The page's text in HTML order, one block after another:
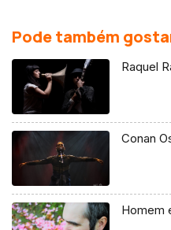
Pode também
Raquel
Conan
Homem